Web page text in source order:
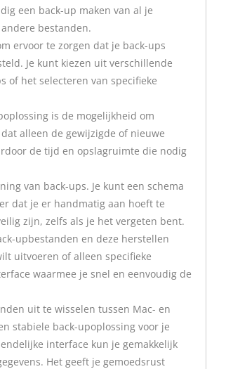
een back-up maken van al je
bestanden.
ervoor te zorgen dat je back-ups
Je kunt kiezen uit verschillende
of het selecteren van specifieke
is de mogelijkheid om
alleen de gewijzigde of nieuwe
de tijd en opslagruimte die nodig
van back-ups. Je kunt een schema
dat je er handmatig aan hoeft te
zijn, zelfs als je het vergeten bent.
upbestanden en deze herstellen
uitvoeren of alleen specifieke
waarmee je snel en eenvoudig de
uit te wisselen tussen Mac- en
stabiele back-upoplossing voor je
interface kun je gemakkelijk
Het geeft je gemoedsrust